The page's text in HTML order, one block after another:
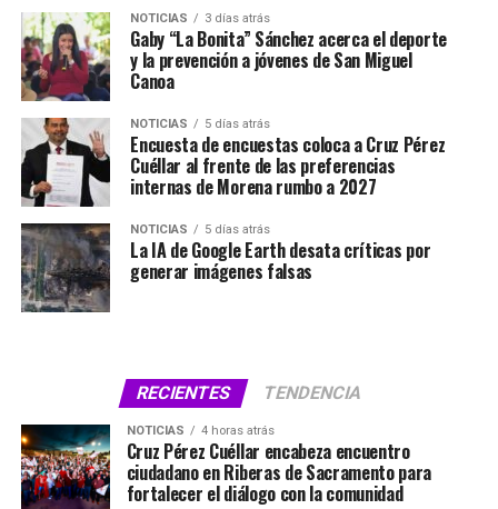
NOTICIAS 3 días atrás
Gaby “La Bonita” Sánchez acerca el deporte
y la prevención a jóvenes de San Miguel
Canoa
NOTICIAS 5 días atrás
Encuesta de encuestas coloca a Cruz Pérez
Cuéllar al frente de las preferencias
internas de Morena rumbo a 2027
NOTICIAS 5 días atrás
La IA de Google Earth desata críticas por
generar imágenes falsas
RECIENTES TENDENCIA
NOTICIAS 4 horas atrás
Cruz Pérez Cuéllar encabeza encuentro
ciudadano en Riberas de Sacramento para
fortalecer el diálogo con la comunidad